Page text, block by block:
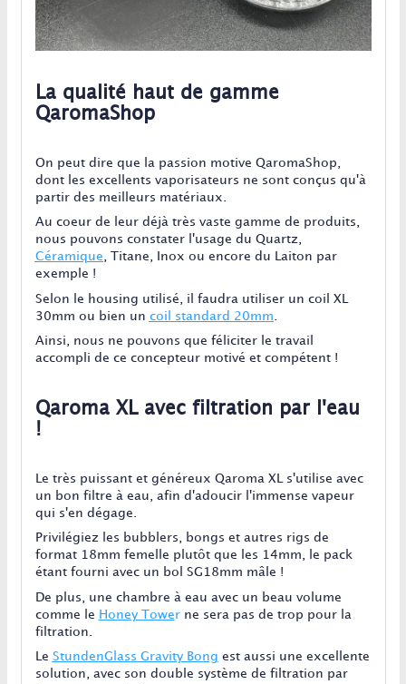
La qualité haut de gamme
QaromaShop
On peut dire que la passion motive QaromaShop,
dont les excellents vaporisateurs ne sont conçus qu'à
partir des meilleurs matériaux.
Au coeur de leur déjà très vaste gamme de produits,
nous pouvons constater l'usage du Quartz,
Céramique , Titane, Inox ou encore du Laiton par
exemple !
Selon le housing utilisé, il faudra utiliser un coil XL
30mm ou bien un coil standard 20mm
Ainsi, nous ne pouvons que féliciter le travail
accompli de ce concepteur motivé et compétent !
Qaroma XL avec filtration par l'eau
!
Le très puissant et généreux Qaroma XL s'utilise avec
un bon filtre à eau, afin d'adoucir l'immense vapeur
qui s'en dégage.
Privilégiez les bubblers, bongs et autres rigs de
format 18mm femelle plutôt que les 14mm, le pack
étant fourni avec un bol SG18mm mâle !
De plus, une chambre à eau avec un beau volume
comme le Honey Towerne sera pas de trop pour la
filtration.
Le StundenGlass Gravity Bong est aussi une excellente
solution, avec son double système de filtration par